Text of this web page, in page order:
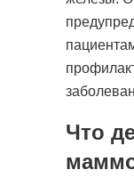
Операции
Что